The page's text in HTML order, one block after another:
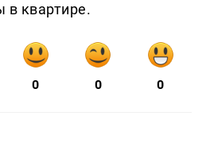
в квартире.
0 0 0